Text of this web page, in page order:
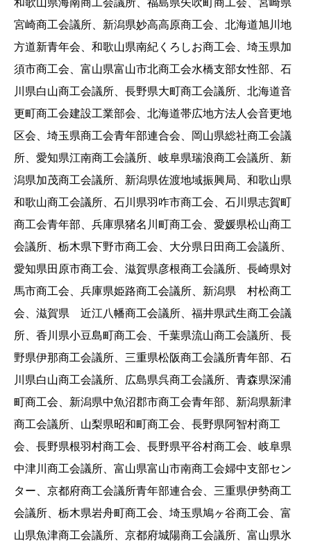
宮崎商工会議所、新潟県妙高高原商工会、北海道旭川地
方道新青年会、和歌山県南紀くろしお商工会、埼玉県加
須市商工会、富山県富山市北商工会水橋支部女性部、石
川県白山商工会議所、長野県大町商工会議所、北海道音
更町商工会建設工業部会、北海道帯広地方法人会音更地
区会、埼玉県商工会青年部連合会、岡山県総社商工会議
所、愛知県江南商工会議所、岐阜県瑞浪商工会議所、新
潟県加茂商工会議所、新潟県佐渡地域振興局、和歌山県
和歌山商工会議所、石川県羽咋市商工会、石川県志賀町
商工会青年部、兵庫県猪名川町商工会、愛媛県松山商工
会議所、栃木県下野市商工会、大分県日田商工会議所、
愛知県田原市商工会、滋賀県彦根商工会議所、長崎県対
馬市商工会、兵庫県姫路商工会議所、新潟県 村松商工
会、滋賀県 近江八幡商工会議所、福井県武生商工会議
所、香川県小豆島町商工会、千葉県流山商工会議所、長
野県伊那商工会議所、三重県松阪商工会議所青年部、石
川県白山商工会議所、広島県呉商工会議所、青森県深浦
町商工会、新潟県中魚沼郡市商工会青年部、新潟県新津
商工会議所、山梨県昭和町商工会、長野県阿智村商工
会、長野県根羽村商工会、長野県平谷村商工会、岐阜県
中津川商工会議所、富山県富山市南商工会婦中支部セン
ター、京都府商工会議所青年部連合会、三重県伊勢商工
会議所、栃木県岩舟町商工会、埼玉県鳩ヶ谷商工会、富
山県魚津商工会議所、京都府城陽商工会議所、富山県氷